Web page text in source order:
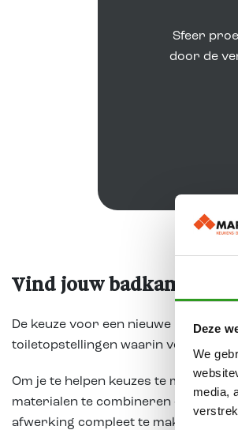
Deze
We
media,
Sfeer
door de
Vind jouw
De keuze voor een nieuwe
toiletopstellingen waarin
Om je te helpen keuzes te maken,
materialen te combineren en naast
afwerking compleet te maken.